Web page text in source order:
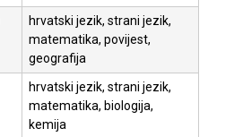
hrvatski jezik, strani jezik,
matematika, povijest,
geografija
hrvatski jezik, strani jezik,
matematika, biologija,
kemija